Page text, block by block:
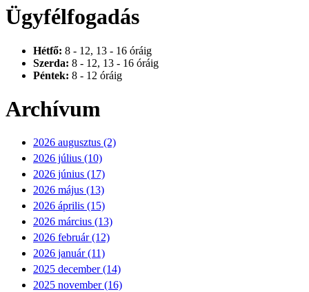
Ügyfélfogadás
Hétfő: 8 - 12, 13 - 16 óráig
Szerda: 8 - 12, 13 - 16 óráig
Péntek: 8 - 12 óráig
Archívum
2026 augusztus (2)
2026 július (10)
2026 június (17)
2026 május (13)
2026 április (15)
2026 március (13)
2026 február (12)
2026 január (11)
2025 december (14)
2025 november (16)